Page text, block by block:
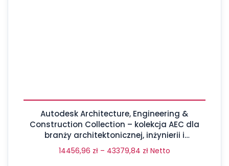
Autodesk Architecture, Engineering &
Construction Collection – kolekcja AEC dla
branży architektonicznej, inżynierii i
budownictwa
14456,96 zł – 43379,84 zł Netto